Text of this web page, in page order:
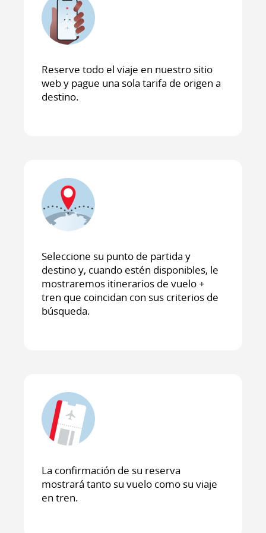
Reserve todo el viaje en nuestro sitio
web y pague una sola tarifa de origen a
destino.
Seleccione su punto de partida y
destino y, cuando estén disponibles, le
mostraremos itinerarios de vuelo +
tren que coincidan con sus criterios de
búsqueda.
La confirmación de su reserva
mostrará tanto su vuelo como su viaje
en tren.